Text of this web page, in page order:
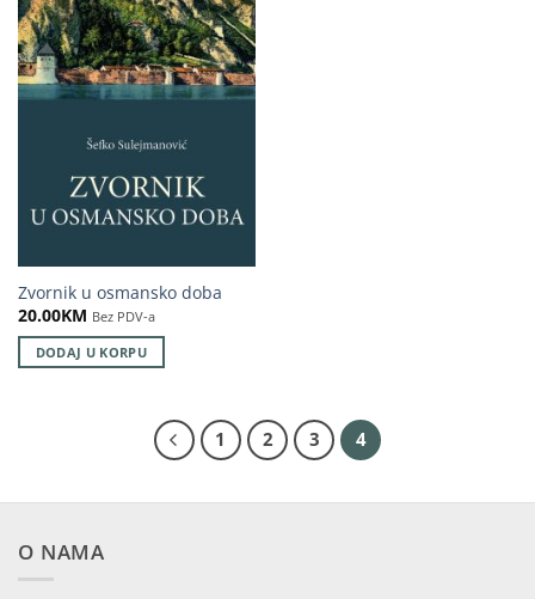
Zvornik u osmansko doba
20.00KM Bez PDV-a
DODAJ U KORPU
1 2 3 4
O NAMA